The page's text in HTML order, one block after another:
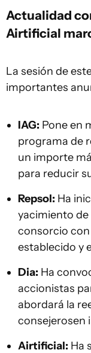
Actualidad
Airtificial
La sesión de
importantes
IAG: Pone en
programa de
un importe
para reducir
Repsol: Ha
yacimiento de
consorcio con
establecido y
Dia: Ha
accionistas
abordará la
consejerosen
Airtificial: Ha